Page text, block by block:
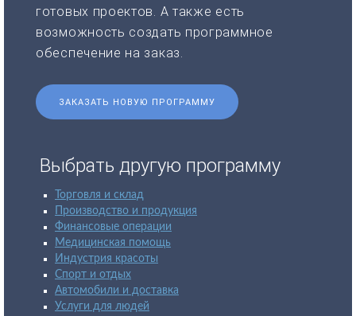
готовых проектов. А также есть
возможность создать программное
обеспечение на заказ.
ЗАКАЗАТЬ НОВУЮ ПРОГРАММУ
Выбрать другую программу
Торговля и склад
Производство и продукция
Финансовые операции
Медицинская помощь
Индустрия красоты
Спорт и отдых
Автомобили и доставка
Услуги для людей